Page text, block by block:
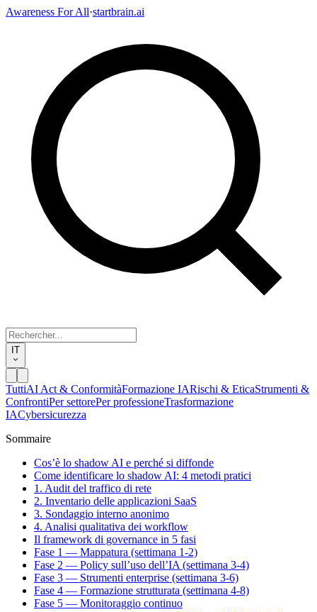
Awareness For All·startbrain.ai
IT
TuttiAI Act & ConformitàFormazione IARischi & EticaStrumenti &
ConfrontiPer settorePer professioneTrasformazione
IACybersicurezza
Sommaire
Cos’è lo shadow AI e perché si diffonde
Come identificare lo shadow AI: 4 metodi pratici
1. Audit del traffico di rete
2. Inventario delle applicazioni SaaS
3. Sondaggio interno anonimo
4. Analisi qualitativa dei workflow
Il framework di governance in 5 fasi
Fase 1 — Mappatura (settimana 1-2)
Fase 2 — Policy sull’uso dell’IA (settimana 3-4)
Fase 3 — Strumenti enterprise (settimana 3-6)
Fase 4 — Formazione strutturata (settimana 4-8)
Fase 5 — Monitoraggio continuo